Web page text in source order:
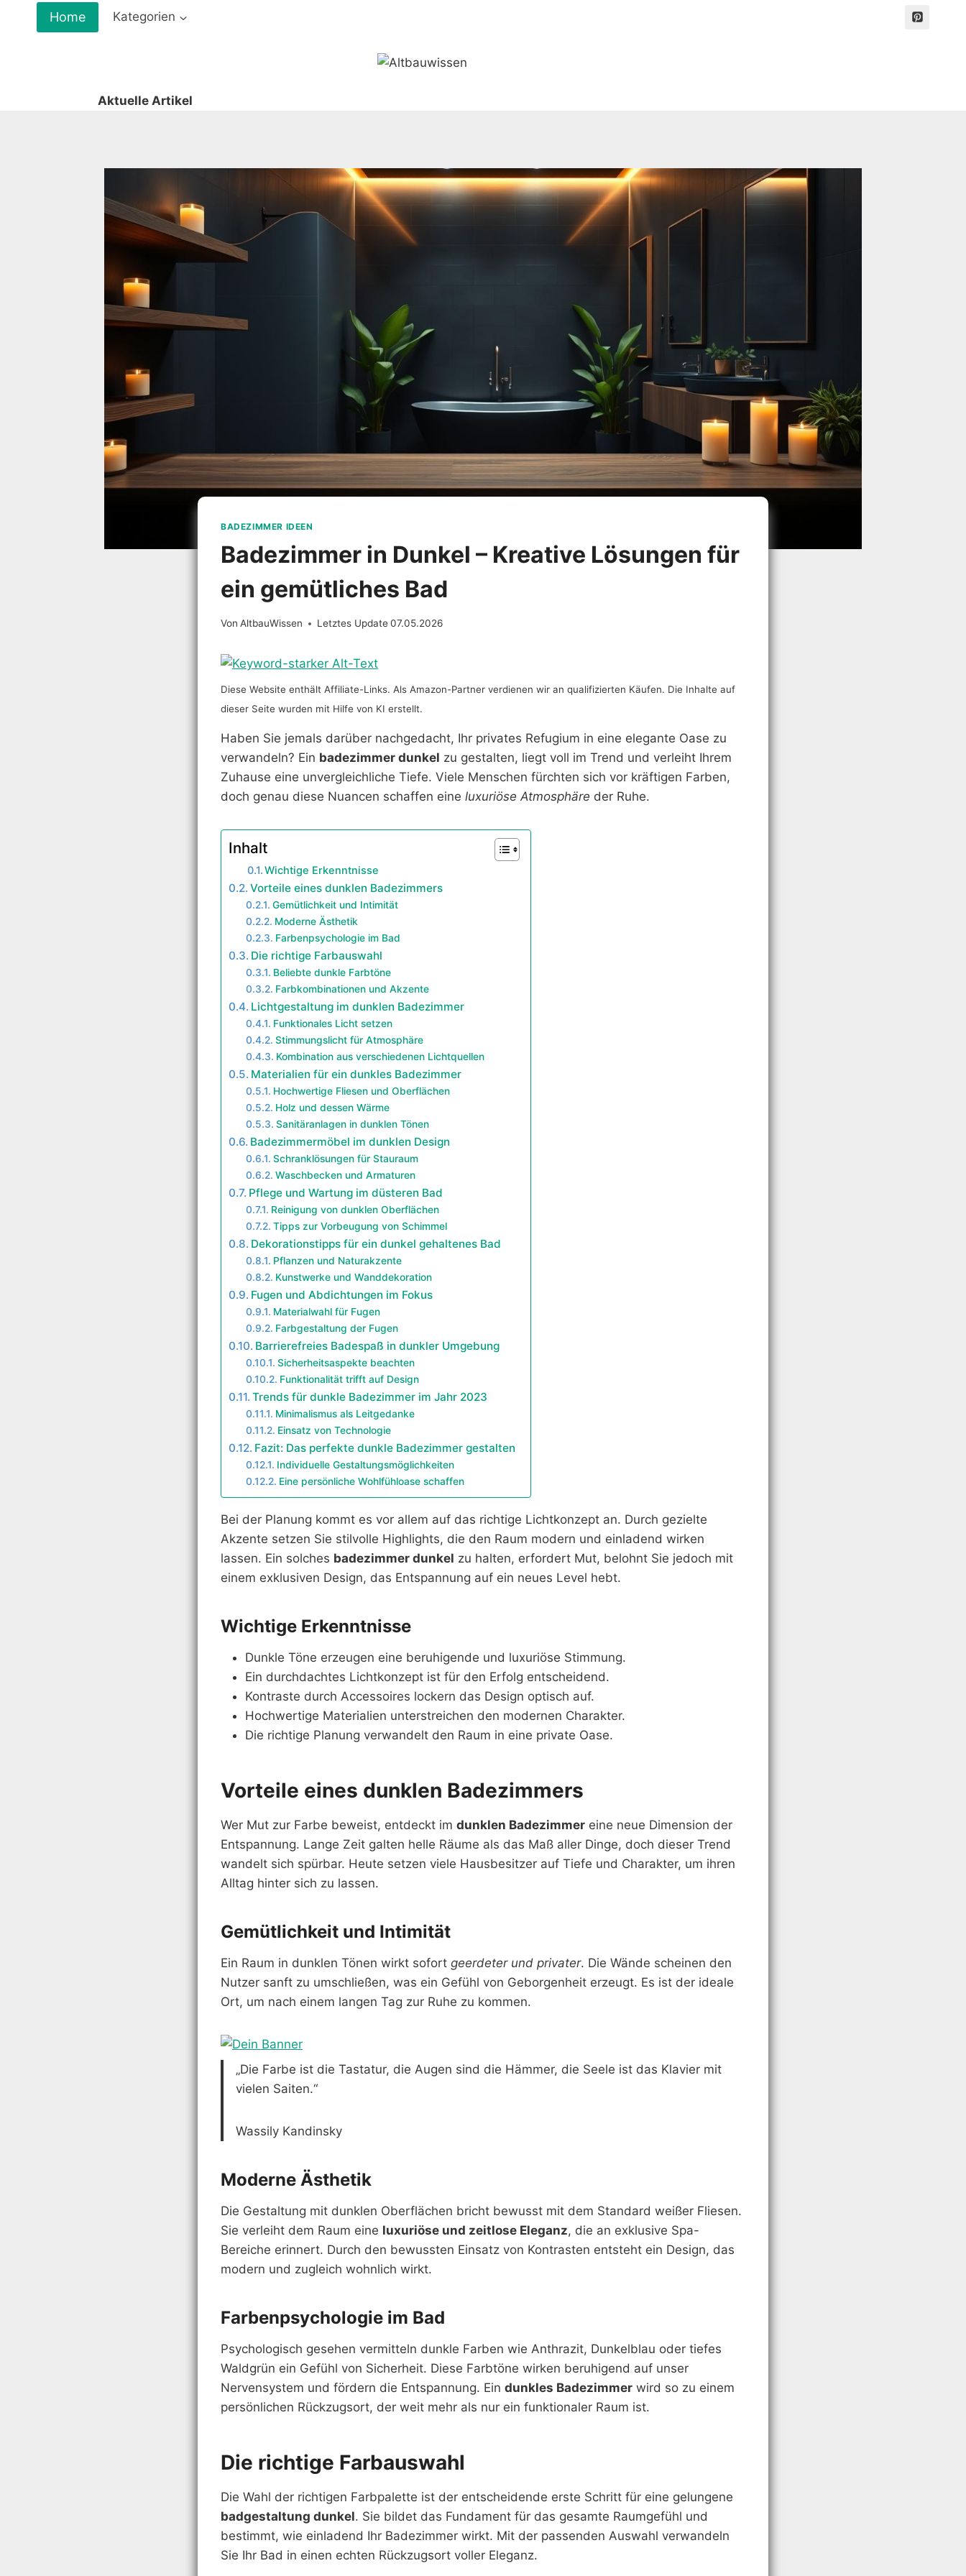
Home Kategorien
Aktuelle Artikel
BADEZIMMER IDEEN
Badezimmer in Dunkel – Kreative Lösungen für
ein gemütliches Bad
Von AltbauWissen Letztes Update 07.05.2026
Diese Website enthält Affiliate-Links. Als Amazon-Partner verdienen wir an qualifizierten Käufen. Die Inhalte auf
dieser Seite wurden mit Hilfe von KI erstellt.
Haben Sie jemals darüber nachgedacht, Ihr privates Refugium in eine elegante Oase zu
verwandeln? Ein badezimmer dunkel zu gestalten, liegt voll im Trend und verleiht Ihrem
Zuhause eine unvergleichliche Tiefe. Viele Menschen fürchten sich vor kräftigen Farben,
doch genau diese Nuancen schaffen eine luxuriöse Atmosphäre der Ruhe.
Inhalt
Wichtige Erkenntnisse
Vorteile eines dunklen Badezimmers
Gemütlichkeit und Intimität
Moderne Ästhetik
Farbenpsychologie im Bad
Die richtige Farbauswahl
Beliebte dunkle Farbtöne
Farbkombinationen und Akzente
Lichtgestaltung im dunklen Badezimmer
Funktionales Licht setzen
Stimmungslicht für Atmosphäre
Kombination aus verschiedenen Lichtquellen
Materialien für ein dunkles Badezimmer
Hochwertige Fliesen und Oberflächen
Holz und dessen Wärme
Sanitäranlagen in dunklen Tönen
Badezimmermöbel im dunklen Design
Schranklösungen für Stauraum
Waschbecken und Armaturen
Pflege und Wartung im düsteren Bad
Reinigung von dunklen Oberflächen
Tipps zur Vorbeugung von Schimmel
Dekorationstipps für ein dunkel gehaltenes Bad
Pflanzen und Naturakzente
Kunstwerke und Wanddekoration
Fugen und Abdichtungen im Fokus
Materialwahl für Fugen
Farbgestaltung der Fugen
Barrierefreies Badespaß in dunkler Umgebung
Sicherheitsaspekte beachten
Funktionalität trifft auf Design
Trends für dunkle Badezimmer im Jahr 2023
Minimalismus als Leitgedanke
Einsatz von Technologie
Fazit: Das perfekte dunkle Badezimmer gestalten
Individuelle Gestaltungsmöglichkeiten
Eine persönliche Wohlfühloase schaffen
Bei der Planung kommt es vor allem auf das richtige Lichtkonzept an. Durch gezielte
Akzente setzen Sie stilvolle Highlights, die den Raum modern und einladend wirken
lassen. Ein solches badezimmer dunkel zu halten, erfordert Mut, belohnt Sie jedoch mit
einem exklusiven Design, das Entspannung auf ein neues Level hebt.
Wichtige Erkenntnisse
Dunkle Töne erzeugen eine beruhigende und luxuriöse Stimmung.
Ein durchdachtes Lichtkonzept ist für den Erfolg entscheidend.
Kontraste durch Accessoires lockern das Design optisch auf.
Hochwertige Materialien unterstreichen den modernen Charakter.
Die richtige Planung verwandelt den Raum in eine private Oase.
Vorteile eines dunklen Badezimmers
Wer Mut zur Farbe beweist, entdeckt im dunklen Badezimmer eine neue Dimension der
Entspannung. Lange Zeit galten helle Räume als das Maß aller Dinge, doch dieser Trend
wandelt sich spürbar. Heute setzen viele Hausbesitzer auf Tiefe und Charakter, um ihren
Alltag hinter sich zu lassen.
Gemütlichkeit und Intimität
Ein Raum in dunklen Tönen wirkt sofort geerdeter und privater. Die Wände scheinen den
Nutzer sanft zu umschließen, was ein Gefühl von Geborgenheit erzeugt. Es ist der ideale
Ort, um nach einem langen Tag zur Ruhe zu kommen.
„Die Farbe ist die Tastatur, die Augen sind die Hämmer, die Seele ist das Klavier mit
vielen Saiten.“
Wassily Kandinsky
Moderne Ästhetik
Die Gestaltung mit dunklen Oberflächen bricht bewusst mit dem Standard weißer Fliesen.
Sie verleiht dem Raum eine luxuriöse und zeitlose Eleganz, die an exklusive Spa-
Bereiche erinnert. Durch den bewussten Einsatz von Kontrasten entsteht ein Design, das
modern und zugleich wohnlich wirkt.
Farbenpsychologie im Bad
Psychologisch gesehen vermitteln dunkle Farben wie Anthrazit, Dunkelblau oder tiefes
Waldgrün ein Gefühl von Sicherheit. Diese Farbtöne wirken beruhigend auf unser
Nervensystem und fördern die Entspannung. Ein dunkles Badezimmer wird so zu einem
persönlichen Rückzugsort, der weit mehr als nur ein funktionaler Raum ist.
Die richtige Farbauswahl
Die Wahl der richtigen Farbpalette ist der entscheidende erste Schritt für eine gelungene
badgestaltung dunkel. Sie bildet das Fundament für das gesamte Raumgefühl und
bestimmt, wie einladend Ihr Badezimmer wirkt. Mit der passenden Auswahl verwandeln
Sie Ihr Bad in einen echten Rückzugsort voller Eleganz.